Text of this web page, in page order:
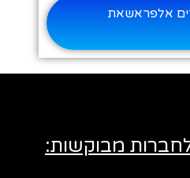
אלפראשאת
מבוקשות: